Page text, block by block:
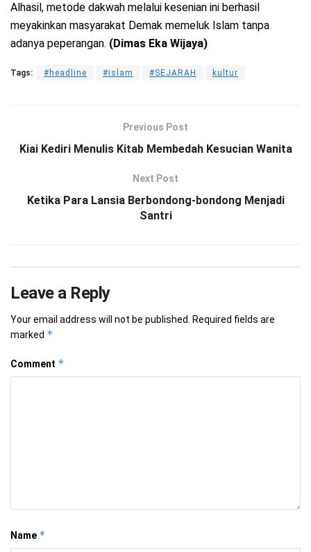
Alhasil, metode dakwah melalui kesenian ini berhasil
meyakinkan masyarakat Demak memeluk Islam tanpa
adanya peperangan. (Dimas Eka Wijaya)
Tags: #headline #islam #SEJARAH kultur
Previous Post
Kiai Kediri Menulis Kitab Membedah Kesucian Wanita
Next Post
Ketika Para Lansia Berbondong-bondong Menjadi
Santri
Leave a Reply
Your email address will not be published.
Required fields are
marked *
Comment *
Name *